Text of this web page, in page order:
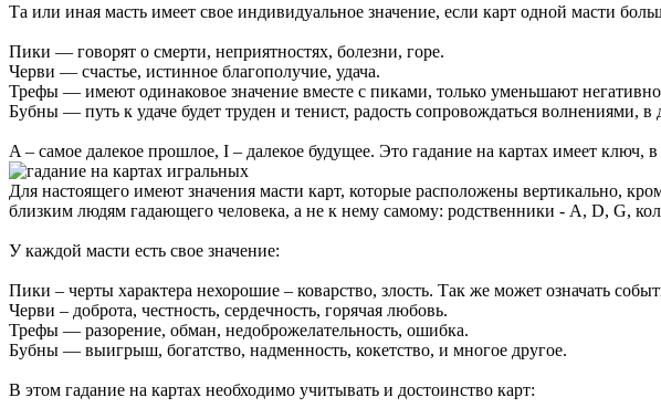
Та или иная масть имеет свое индивидуальное значение, если карт одной масти
Пики — говорят о смерти, неприятностях, болезни, горе.
Черви — счастье, истинное благополучие, удача.
Трефы — имеют одинаковое значение вместе с пиками, только уменьшают
Бубны — путь к удаче будет труден и тенист, радость сопровождаться волнениями,
A – самое далекое прошлое, I – далекое будущее. Это гадание на картах имеет
Для настоящего имеют значения масти карт, которые расположены вертикально,
близким людям гадающего человека, а не к нему самому: родственники - А, D, G,
У каждой масти есть свое значение:
Пики – черты характера нехорошие – коварство, злость. Так же может означать
Черви – доброта, честность, сердечность, горячая любовь.
Трефы — разорение, обман, недоброжелательность, ошибка.
Бубны — выигрыш, богатство, надменность, кокетство, и многое другое.
В этом гадание на картах необходимо учитывать и достоинство карт: